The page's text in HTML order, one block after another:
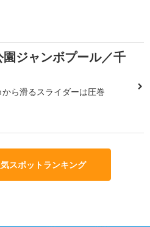
園ジャンボプール／千
ら滑るスライダーは圧巻
スポットランキング